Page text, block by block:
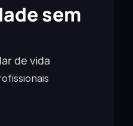
sem
de vida